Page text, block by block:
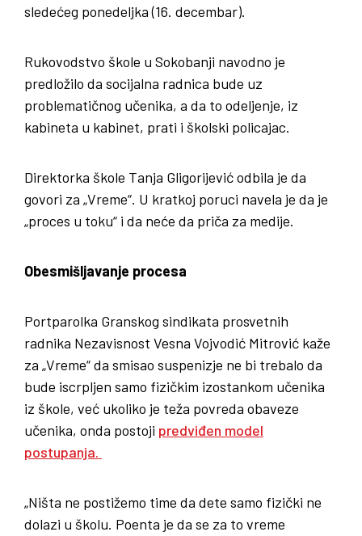
sledećeg ponedeljka (16. decembar).
Rukovodstvo škole u Sokobanji navodno je
predložilo da socijalna radnica bude uz
problematičnog učenika, a da to odeljenje, iz
kabineta u kabinet, prati i školski policajac.
Direktorka škole Tanja Gligorijević odbila je da
govori za „Vreme“. U kratkoj poruci navela je da je
„proces u toku“ i da neće da priča za medije.
Obesmišljavanje procesa
Portparolka Granskog sindikata prosvetnih
radnika Nezavisnost Vesna Vojvodić Mitrović kaže
za „Vreme“ da smisao suspenizje ne bi trebalo da
bude iscrpljen samo fizičkim izostankom učenika
iz škole, već ukoliko je teža povreda obaveze
učenika, onda postoji predviđen model
postupanja.
„Ništa ne postižemo time da dete samo fizički ne
dolazi u školu. Poenta je da se za to vreme